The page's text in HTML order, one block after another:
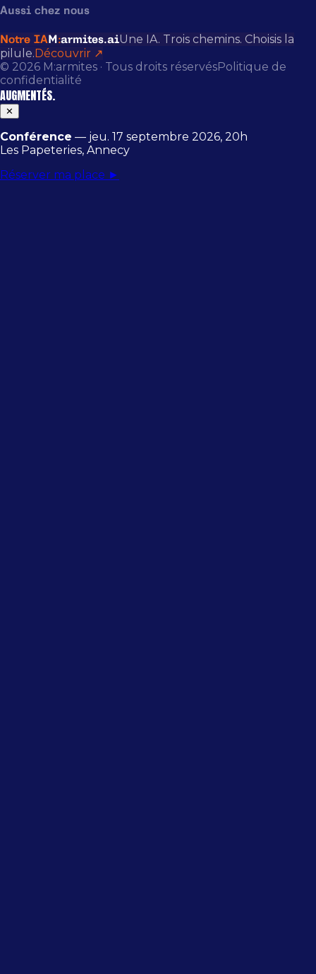
Aussi chez nous
Notre IAM:armites.aiUne IA. Trois chemins. Choisis la
pilule.Découvrir ↗
© 2026 M:armites · Tous droits réservésPolitique de
confidentialité
AUGMENTÉS.
✕
Conférence — jeu. 17 septembre 2026, 20h
Les Papeteries, Annecy
Réserver ma place ►